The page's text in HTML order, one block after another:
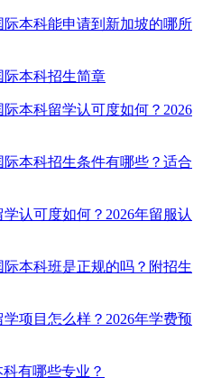
本科能申请到新加坡的哪所
际本科招生简章
本科留学认可度如何？2026
本科招生条件有哪些？适合
认可度如何？2026年留服认
本科班是正规的吗？附招生
项目怎么样？2026年学费预
有哪些专业？